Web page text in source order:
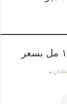
متوفر بحجم ١٠٠ مل بسعر
.